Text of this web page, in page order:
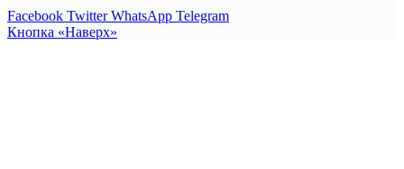
Facebook Twitter WhatsApp Telegram
Кнопка «Наверх»